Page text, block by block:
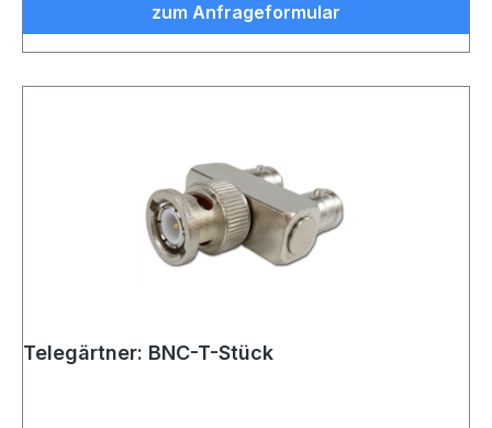
zum Anfrageformular
Telegärtner: BNC-T-Stück